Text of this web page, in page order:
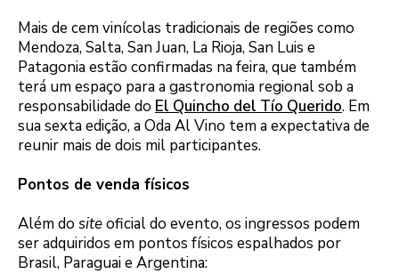
Mais de cem vinícolas tradicionais de regiões como
Mendoza, Salta, San Juan, La Rioja, San Luis e
Patagonia estão confirmadas na feira, que também
terá um espaço para a gastronomia regional sob a
responsabilidade do El Quincho del Tío Querido. Em
sua sexta edição, a Oda Al Vino tem a expectativa de
reunir mais de dois mil participantes.
Pontos de venda físicos
Além do siteoficial do evento, os ingressos podem
ser adquiridos em pontos físicos espalhados por
Brasil, Paraguai e Argentina: